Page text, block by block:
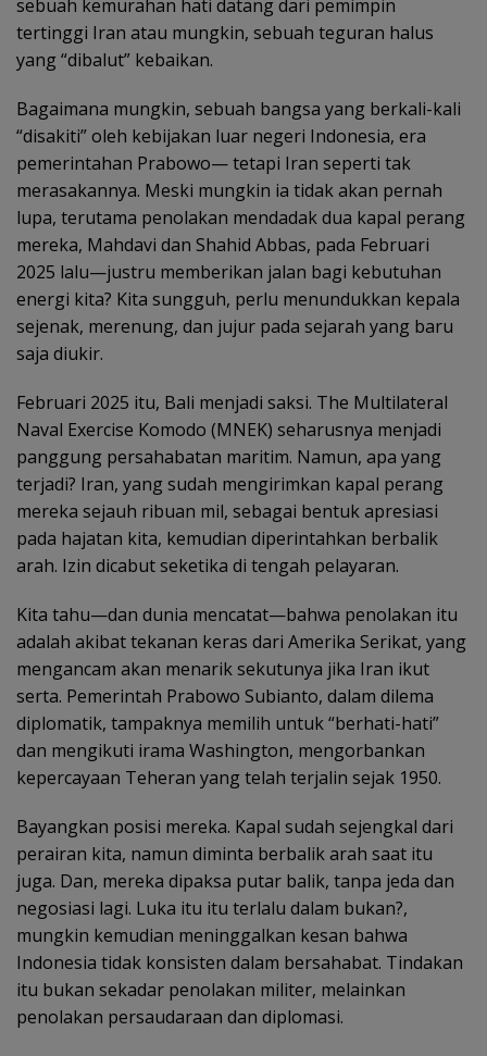
sebuah kemurahan hati datang dari pemimpin
tertinggi Iran atau mungkin, sebuah teguran halus
yang “dibalut” kebaikan.
Bagaimana mungkin, sebuah bangsa yang berkali-kali
“disakiti” oleh kebijakan luar negeri Indonesia, era
pemerintahan Prabowo— tetapi Iran seperti tak
merasakannya. Meski mungkin ia tidak akan pernah
lupa, terutama penolakan mendadak dua kapal perang
mereka, Mahdavi dan Shahid Abbas, pada Februari
2025 lalu—justru memberikan jalan bagi kebutuhan
energi kita? Kita sungguh, perlu menundukkan kepala
sejenak, merenung, dan jujur pada sejarah yang baru
saja diukir.
Februari 2025 itu, Bali menjadi saksi. The Multilateral
Naval Exercise Komodo (MNEK) seharusnya menjadi
panggung persahabatan maritim. Namun, apa yang
terjadi? Iran, yang sudah mengirimkan kapal perang
mereka sejauh ribuan mil, sebagai bentuk apresiasi
pada hajatan kita, kemudian diperintahkan berbalik
arah. Izin dicabut seketika di tengah pelayaran.
Kita tahu—dan dunia mencatat—bahwa penolakan itu
adalah akibat tekanan keras dari Amerika Serikat, yang
mengancam akan menarik sekutunya jika Iran ikut
serta. Pemerintah Prabowo Subianto, dalam dilema
diplomatik, tampaknya memilih untuk “berhati-hati”
dan mengikuti irama Washington, mengorbankan
kepercayaan Teheran yang telah terjalin sejak 1950.
Bayangkan posisi mereka. Kapal sudah sejengkal dari
perairan kita, namun diminta berbalik arah saat itu
juga. Dan, mereka dipaksa putar balik, tanpa jeda dan
negosiasi lagi. Luka itu itu terlalu dalam bukan?,
mungkin kemudian meninggalkan kesan bahwa
Indonesia tidak konsisten dalam bersahabat. Tindakan
itu bukan sekadar penolakan militer, melainkan
penolakan persaudaraan dan diplomasi.